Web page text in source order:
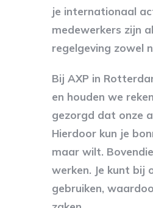
je internationaal
medewerkers zijn
regelgeving zowel
Bij AXP in
en houden we
gezorgd dat onze
Hierdoor kun je
maar wilt.
werken. Je kunt bij
gebruiken,